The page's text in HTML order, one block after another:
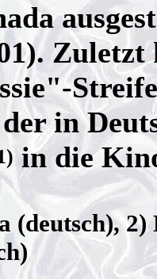
Zuletzt
in
in die
(deutsch),